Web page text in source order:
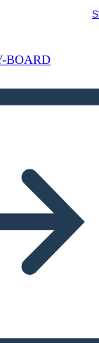
BOARD
תנאי